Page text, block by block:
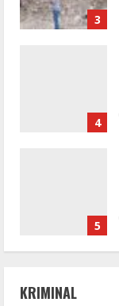
3
4
5
KRIMINAL